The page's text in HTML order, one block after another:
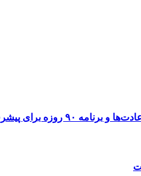
برای پیشرفت پایدار